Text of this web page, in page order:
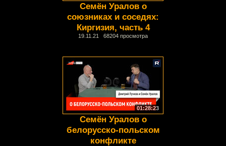
Семён Уралов о
союзниках и соседях:
Киргизия, часть 4
19.11.21 68204 просмотра
01:28:23
Семён Уралов о
белорусско-польском
конфликте